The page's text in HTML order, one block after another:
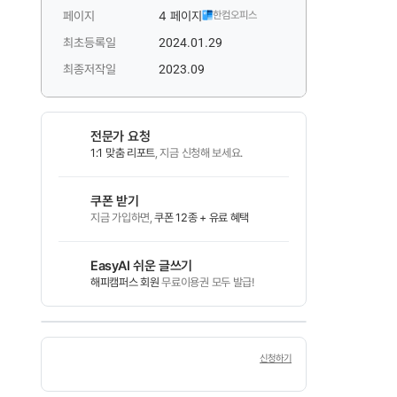
페이지 4 페이지 한컴오피스
최초등록일
2024.01.29
최종저작일
2023.09
전문가 요청
1:1 맞춤 리포트, 지금 신청해 보세요.
쿠폰 받기
지금 가입하면,쿠폰 12종 + 유료 혜택
EasyAI 쉬운 글쓰기
해피캠퍼스 회원 무료이용권 모두 발급!
신청하기